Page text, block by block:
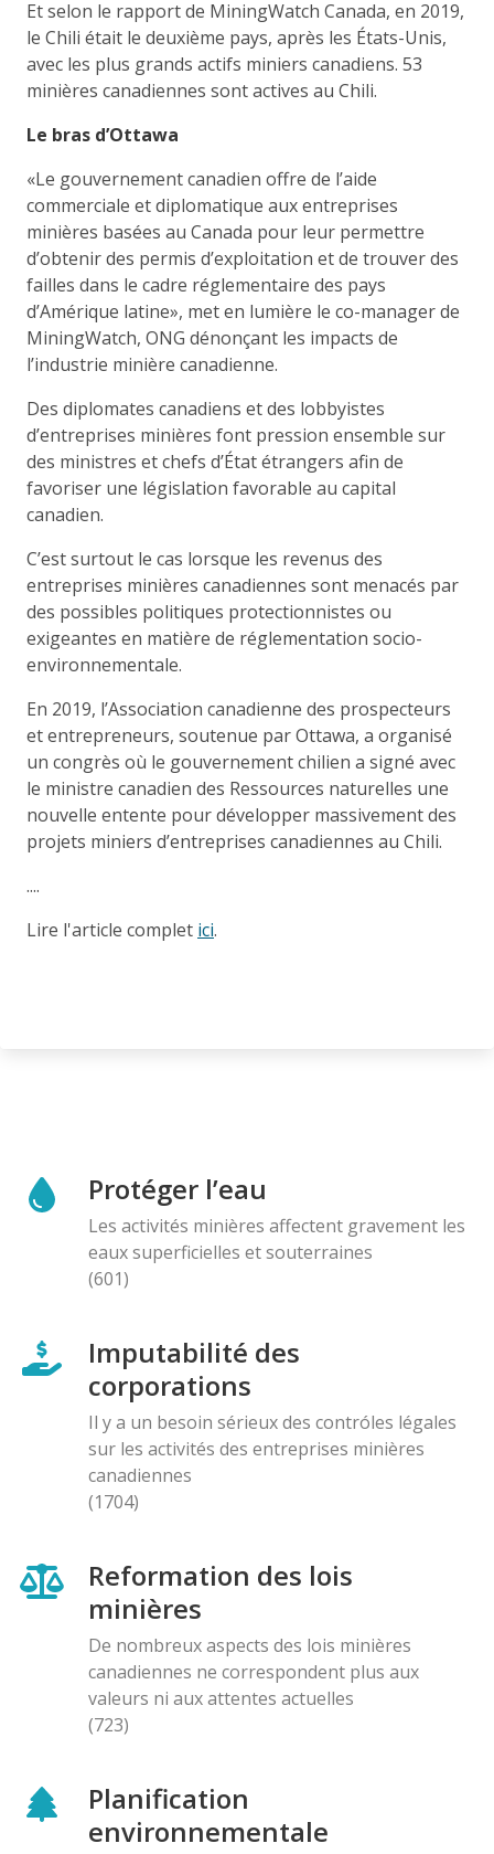
Et selon le rapport de MiningWatch Canada, en 2019,
le Chili était le deuxième pays, après les États-Unis,
avec les plus grands actifs miniers canadiens. 53
minières canadiennes sont actives au Chili.
Le bras d’Ottawa
«Le gouvernement canadien offre de l’aide
commerciale et diplomatique aux entreprises
minières basées au Canada pour leur permettre
d’obtenir des permis d’exploitation et de trouver des
failles dans le cadre réglementaire des pays
d’Amérique latine», met en lumière le co-manager de
MiningWatch, ONG dénonçant les impacts de
l’industrie minière canadienne.
Des diplomates canadiens et des lobbyistes
d’entreprises minières font pression ensemble sur
des ministres et chefs d’État étrangers afin de
favoriser une législation favorable au capital
canadien.
C’est surtout le cas lorsque les revenus des
entreprises minières canadiennes sont menacés par
des possibles politiques protectionnistes ou
exigeantes en matière de réglementation socio-
environnementale.
En 2019, l’Association canadienne des prospecteurs
et entrepreneurs, soutenue par Ottawa, a organisé
un congrès où le gouvernement chilien a signé avec
le ministre canadien des Ressources naturelles une
nouvelle entente pour développer massivement des
projets miniers d’entreprises canadiennes au Chili.
....
Lire l'article complet ici.
Protéger l’eau
Les activités minières affectent gravement les
eaux superficielles et souterraines
(601)
Imputabilité des
corporations
Il y a un besoin sérieux des contróles légales
sur les activités des entreprises minières
canadiennes
(1704)
Reformation des lois
minières
De nombreux aspects des lois minières
canadiennes ne correspondent plus aux
valeurs ni aux attentes actuelles
(723)
Planification
environnementale